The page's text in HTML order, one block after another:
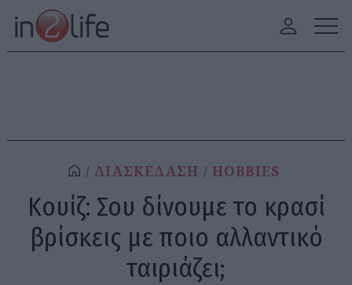
ΔΙΑΣΚΕΔΑΣΗ HOBBIES
Κουίζ: Σου δίνουμε το κρασί
βρίσκεις με ποιο αλλαντικό
ταιριάζει;